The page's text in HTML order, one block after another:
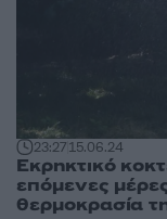
23:2715.06.24
Εκρηκτικό
επόμενες
θερμοκρασία